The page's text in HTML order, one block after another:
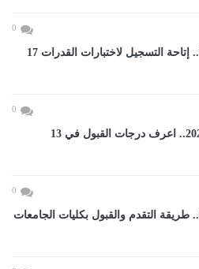
0
تنسيق الجامعات 2026.. إتاحة التسجيل لاختبارات القدرات 17
0
تنسيق الثانوى العام 2027.. اعرف درجات القبول في 13
0
تنسيق الجامعات 2026.. طريقة التقدم والقبول بكليات الجامعات